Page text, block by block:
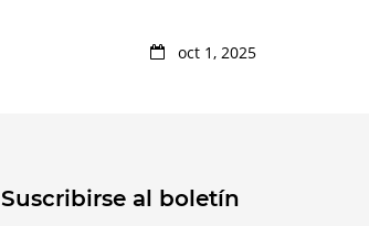
oct 1, 2025
Suscribirse al boletín